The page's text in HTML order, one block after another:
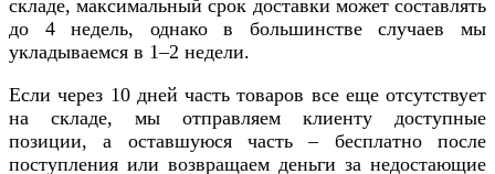
складе, максимальный срок доставки может составлять
до 4 недель, однако в большинстве случаев мы
укладываемся в 1–2 недели.
Если через 10 дней часть товаров все еще отсутствует
на складе, мы отправляем клиенту доступные
позиции, а оставшуюся часть – бесплатно после
поступления или возвращаем деньги за недостающие